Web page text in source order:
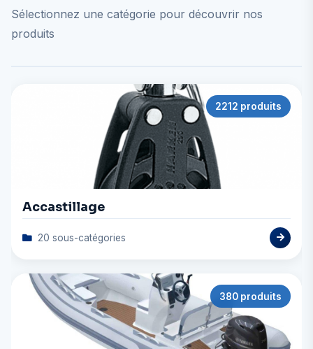
Sélectionnez une catégorie pour découvrir nos
produits
2212 produits
Accastillage
20 sous-catégories
380 produits